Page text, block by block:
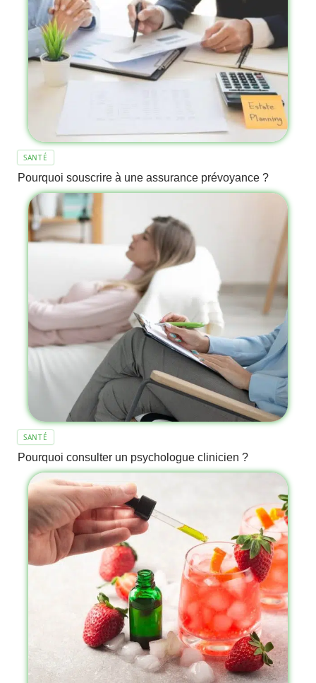
SANTÉ
Pourquoi souscrire à une assurance prévoyance ?
SANTÉ
Pourquoi consulter un psychologue clinicien ?